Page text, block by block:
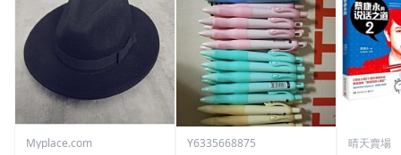
Myplace.com Y6335668875 晴天賣場